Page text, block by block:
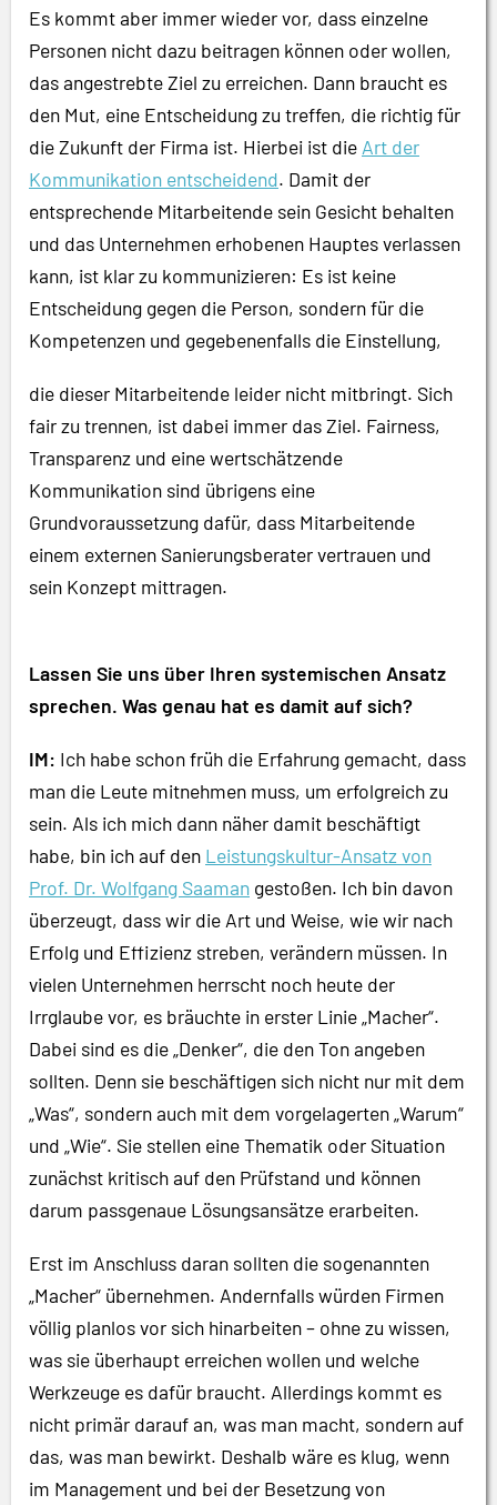
Es kommt aber immer wieder vor, dass einzelne
Personen nicht dazu beitragen können oder wollen,
das angestrebte Ziel zu erreichen. Dann braucht es
den Mut, eine Entscheidung zu treffen, die richtig für
die Zukunft der Firma ist. Hierbei ist die Art der
Kommunikation entscheidend. Damit der
entsprechende Mitarbeitende sein Gesicht behalten
und das Unternehmen erhobenen Hauptes verlassen
kann, ist klar zu kommunizieren: Es ist keine
Entscheidung gegen die Person, sondern für die
Kompetenzen und gegebenenfalls die Einstellung,
die dieser Mitarbeitende leider nicht mitbringt. Sich
fair zu trennen, ist dabei immer das Ziel. Fairness,
Transparenz und eine wertschätzende
Kommunikation sind übrigens eine
Grundvoraussetzung dafür, dass Mitarbeitende
einem externen Sanierungsberater vertrauen und
sein Konzept mittragen.
Lassen Sie uns über Ihren systemischen Ansatz
sprechen. Was genau hat es damit auf sich?
IM: Ich habe schon früh die Erfahrung gemacht, dass
man die Leute mitnehmen muss, um erfolgreich zu
sein. Als ich mich dann näher damit beschäftigt
habe, bin ich auf den Leistungskultur-Ansatz von
Prof. Dr. Wolfgang Saaman gestoßen. Ich bin davon
überzeugt, dass wir die Art und Weise, wie wir nach
Erfolg und Effizienz streben, verändern müssen. In
vielen Unternehmen herrscht noch heute der
Irrglaube vor, es bräuchte in erster Linie „Macher“.
Dabei sind es die „Denker“, die den Ton angeben
sollten. Denn sie beschäftigen sich nicht nur mit dem
„Was“, sondern auch mit dem vorgelagerten „Warum“
und „Wie“. Sie stellen eine Thematik oder Situation
zunächst kritisch auf den Prüfstand und können
darum passgenaue Lösungsansätze erarbeiten.
Erst im Anschluss daran sollten die sogenannten
„Macher“ übernehmen. Andernfalls würden Firmen
völlig planlos vor sich hinarbeiten – ohne zu wissen,
was sie überhaupt erreichen wollen und welche
Werkzeuge es dafür braucht. Allerdings kommt es
nicht primär darauf an, was man macht, sondern auf
das, was man bewirkt. Deshalb wäre es klug, wenn
im Management und bei der Besetzung von